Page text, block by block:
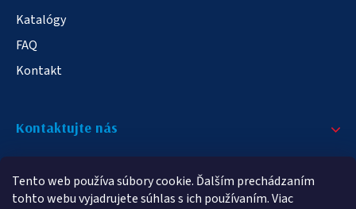
Tento web používa súbory cookie. Ďalším prechádzaním
tohto webu vyjadrujete súhlas s ich používaním. Viac
Katalógy
FAQ
Kontakt
Kontaktujte nás
info@elampa.sk